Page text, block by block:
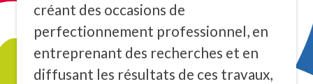
créant des occasions de
perfectionnement professionnel, en
entreprenant des recherches et en
diffusant les résultats de ces travaux,